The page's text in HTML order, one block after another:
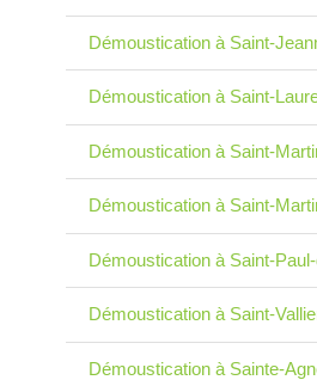
Démoustication à Saint-
Démoustication à Saint-
Démoustication à Saint-
Démoustication à Saint-
Démoustication à Saint-
Démoustication à Saint-
Démoustication à Sainte-